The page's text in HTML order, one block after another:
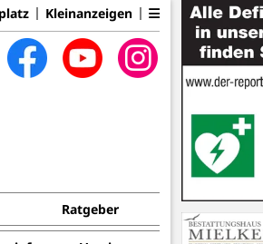
Kleinanzeigen
Ratgeber